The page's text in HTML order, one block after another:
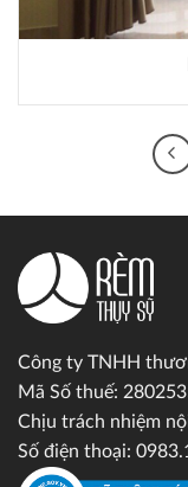
Công ty TNHH
Mã Số thuế:
Chịu trách nhiệm
Số điện thoại: